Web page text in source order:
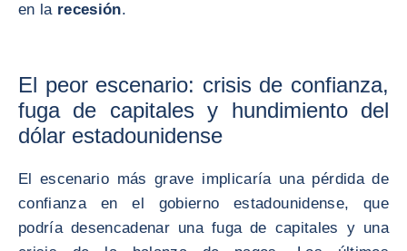
en la recesión.
El peor escenario: crisis de confianza,
fuga de capitales y hundimiento del
dólar estadounidense
El escenario más grave implicaría una pérdida de
confianza en el gobierno estadounidense, que
podría desencadenar una fuga de capitales y una